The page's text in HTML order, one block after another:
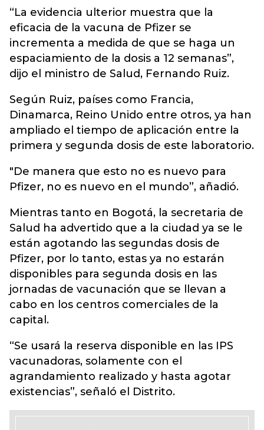
“La evidencia ulterior muestra que la
eficacia de la vacuna de Pfizer se
incrementa a medida de que se haga un
espaciamiento de la dosis a 12 semanas”,
dijo el ministro de Salud, Fernando Ruiz.
Según Ruiz, países como Francia,
Dinamarca, Reino Unido entre otros, ya han
ampliado el tiempo de aplicación entre la
primera y segunda dosis de este laboratorio.
"De manera que esto no es nuevo para
Pfizer, no es nuevo en el mundo”, añadió.
Mientras tanto en Bogotá, la secretaria de
Salud ha advertido que a la ciudad ya se le
están agotando las segundas dosis de
Pfizer, por lo tanto, estas ya no estarán
disponibles para segunda dosis en las
jornadas de vacunación que se llevan a
cabo en los centros comerciales de la
capital.
“Se usará la reserva disponible en las IPS
vacunadoras, solamente con el
agrandamiento realizado y hasta agotar
existencias”, señaló el Distrito.